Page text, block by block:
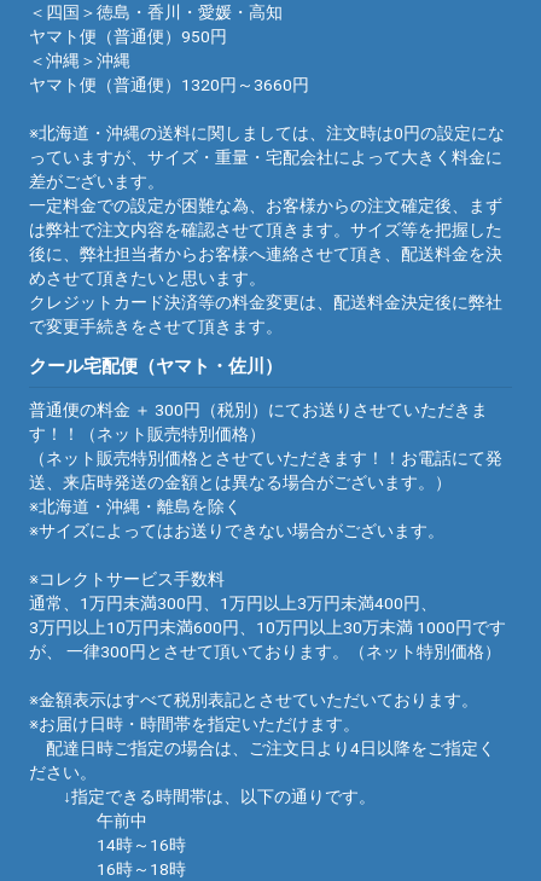
＜四国＞徳島・香川・愛媛・高知
ヤマト便（普通便）950円
＜沖縄＞沖縄
ヤマト便（普通便）1320円～3660円
※北海道・沖縄の送料に関しましては、注文時は0円の設定にな
っていますが、サイズ・重量・宅配会社によって大きく料金に
差がございます。
一定料金での設定が困難な為、お客様からの注文確定後、まず
は弊社で注文内容を確認させて頂きます。サイズ等を把握した
後に、弊社担当者からお客様へ連絡させて頂き、配送料金を決
めさせて頂きたいと思います。
クレジットカード決済等の料金変更は、配送料金決定後に弊社
で変更手続きをさせて頂きます。
クール宅配便（ヤマト・佐川）
普通便の料金 ＋ 300円（税別）にてお送りさせていただきま
す！！（ネット販売特別価格）
（ネット販売特別価格とさせていただきます！！お電話にて発
送、来店時発送の金額とは異なる場合がございます。）
※北海道・沖縄・離島を除く
※サイズによってはお送りできない場合がございます。
※コレクトサービス手数料
通常、1万円未満300円、1万円以上3万円未満400円、
3万円以上10万円未満600円、10万円以上30万未満 1000円です
が、 一律300円とさせて頂いております。（ネット特別価格）
※金額表示はすべて税別表記とさせていただいております。
※お届け日時・時間帯を指定いただけます。
配達日時ご指定の場合は、ご注文日より4日以降をご指定く
ださい。
↓指定できる時間帯は、以下の通りです。
午前中
14時～16時
16時～18時